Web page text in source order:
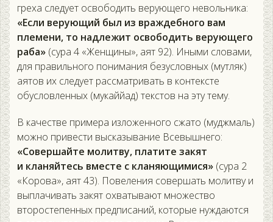
греха следует освободить верующего невольника:
«Если верующий был из враждебного вам
племени, то надлежит освободить верующего
раба» (сура 4 «Женщины», аят 92). Иными словами,
для правильного понимания безусловных (мутляк)
аятов их следует рассматривать в контексте
обусловленных (мукаййад) текстов на эту тему.
В качестве примера изложенного сжато (муджмаль)
можно привести высказывание Всевышнего:
«Совершайте молитву, платите закят
и кланяйтесь вместе с кланяющимися» (сура 2
«Корова», аят 43). Повеления совершать молитву и
выплачивать закят охватывают множество
второстепенных предписаний, которые нуждаются